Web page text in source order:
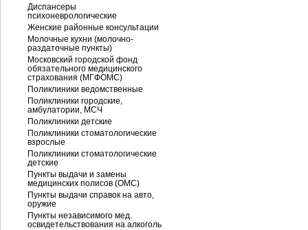
Диспансеры
психоневрологические
Женские районные консультации
Молочные кухни (молочно-
раздаточные пункты)
Московский городской фонд
обязательного медицинского
страхования (МГФОМС)
Поликлиники ведомственные
Поликлиники городские,
амбулатории, МСЧ
Поликлиники детские
Поликлиники стоматологические
взрослые
Поликлиники стоматологические
детские
Пункты выдачи и замены
медицинских полисов (ОМС)
Пункты выдачи справок на авто,
оружие
Пункты независимого мед.
освидетельствования на алкоголь